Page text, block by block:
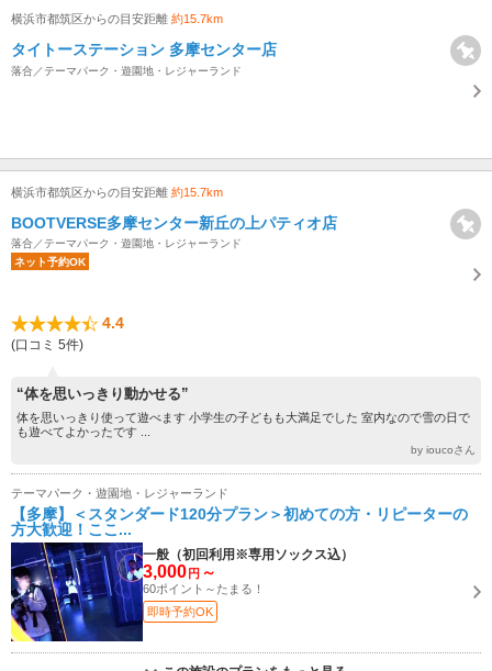
横浜市都筑区からの目安距離 約15.7km
タイトーステーション 多摩センター店
落合／テーマパーク・遊園地・レジャーランド
横浜市都筑区からの目安距離 約15.7km
BOOTVERSE多摩センター新丘の上パティオ店
落合／テーマパーク・遊園地・レジャーランド
ネット予約OK
4.4
(口コミ 5件)
“体を思いっきり動かせる”
体を思いっきり使って遊べます 小学生の子どもも大満足でした 室内なので雪の日で
も遊べてよかったです ...
by ioucoさん
テーマパーク・遊園地・レジャーランド
【多摩】＜スタンダード120分プラン＞初めての方・リピーターの
方大歓迎！ここ...
一般（初回利用※専用ソックス込）
3,000 円 ～
60ポイント～たまる！
即時予約OK